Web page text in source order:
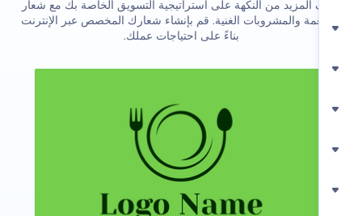
من النكهة على استراتيجية التسويق الخاصة بك مع شعار
والمشروبات الغنية. قم بإنشاء شعارك المخصص عبر الإنترنت
بناءً على احتياجات عملك.